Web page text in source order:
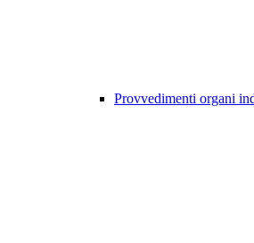
Provvedimenti organi